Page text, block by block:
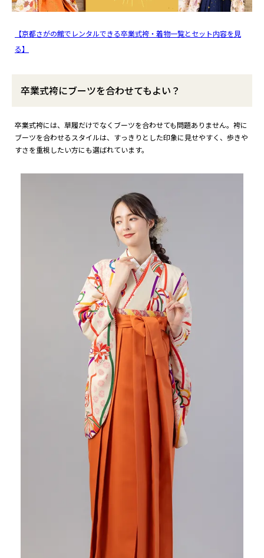
【京都さがの館でレンタルできる卒業式袴・着物一覧とセット内容を見
る】
卒業式袴にブーツを合わせてもよい？
卒業式袴には、草履だけでなくブーツを合わせても問題ありません。袴に
ブーツを合わせるスタイルは、すっきりとした印象に見せやすく、歩きや
すさを重視したい方にも選ばれています。